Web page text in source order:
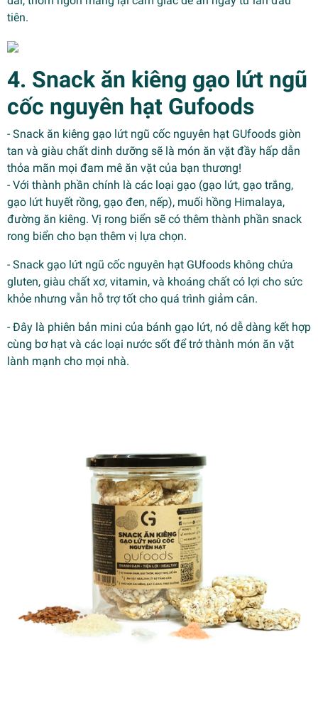
tiên.
4. Snack ăn kiêng gạo lứt ngũ
cốc nguyên hạt Gufoods
- Snack ăn kiêng gạo lứt ngũ cốc nguyên hạt GUfoods giòn
tan và giàu chất dinh dưỡng sẽ là món ăn vặt đầy hấp dẫn
thỏa mãn mọi đam mê ăn vặt của bạn thương!
- Với thành phần chính là các loại gạo (gạo lứt, gạo trắng,
gạo lứt huyết rồng, gạo đen, nếp), muối hồng Himalaya,
đường ăn kiêng. Vị rong biển sẽ có thêm thành phần snack
rong biển cho bạn thêm vị lựa chọn.
- Snack gạo lứt ngũ cốc nguyên hạt GUfoods không chứa
gluten, giàu chất xơ, vitamin, và khoáng chất có lợi cho sức
khỏe nhưng vẫn hỗ trợ tốt cho quá trình giảm cân.
- Đây là phiên bản mini của bánh gạo lứt, nó dễ dàng kết hợp
cùng bơ hạt và các loại nước sốt để trở thành món ăn vặt
lành mạnh cho mọi nhà.